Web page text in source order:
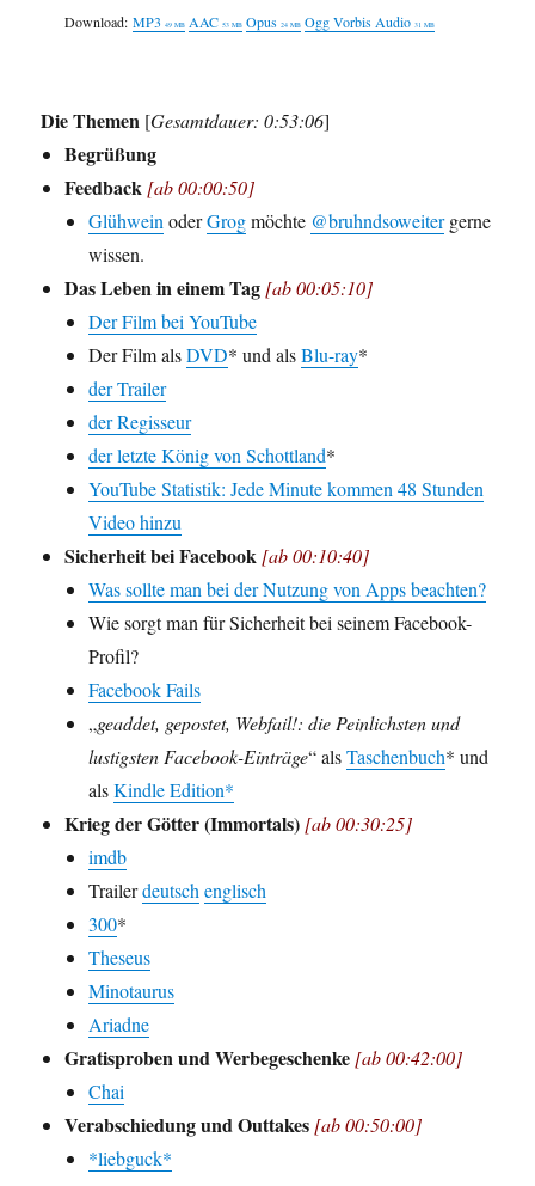
Download: MP3 49 MB AAC 53 MB Opus 24 MB Ogg Vorbis Audio 31 MB
Die Themen [Gesamtdauer: 0:53:06]
Begrüßung
Feedback [ab 00:00:50]
Glühwein oderGrogmöchte @bruhndsoweitergerne
wissen.
Das Leben in einem Tag [ab 00:05:10]
Der Film bei YouTube
Der Film alsDVD* und alsBlu-ray*
der Trailer
der Regisseur
der letzte König von Schottland*
YouTube Statistik: Jede Minute kommen 48 Stunden
Video hinzu
Sicherheit bei Facebook [ab 00:10:40]
Was sollte man bei der Nutzung von Apps beachten?
Wie sorgt man für Sicherheit bei seinem Facebook-
Profil?
Facebook Fails
„geaddet, gepostet, Webfail!: die Peinlichsten und
lustigsten Facebook-Einträge“ alsTaschenbuch* und
alsKindle Edition*
Krieg der Götter (Immortals) [ab 00:30:25]
imdb
Trailerdeutsch englisch
300*
Theseus
Minotaurus
Ariadne
Gratisproben und Werbegeschenke [ab 00:42:00]
Chai
Verabschiedung und Outtakes [ab 00:50:00]
*liebguck*